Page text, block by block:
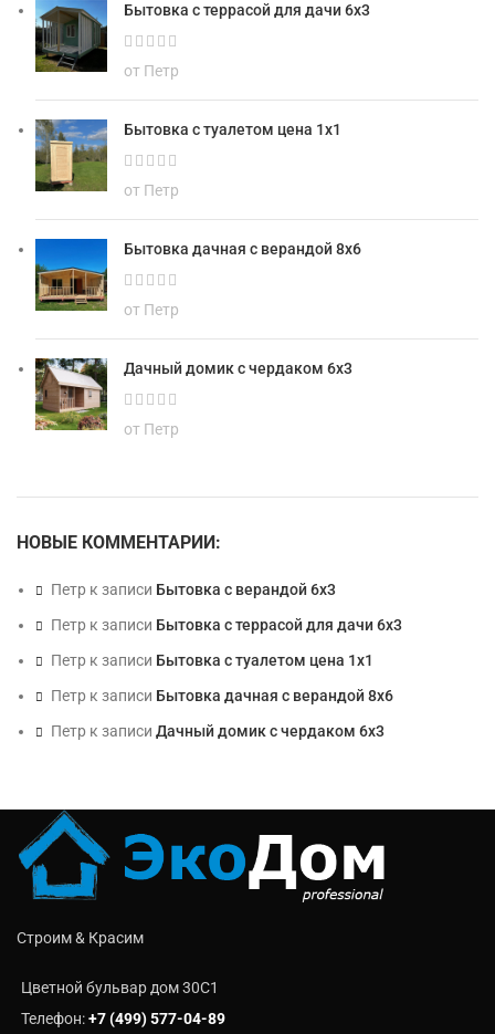
Бытовка с террасой для дачи 6х3
от Петр
Бытовка с туалетом цена 1х1
от Петр
Бытовка дачная с верандой 8х6
от Петр
Дачный домик с чердаком 6х3
от Петр
НОВЫЕ КОММЕНТАРИИ:
Петр к записи Бытовка с верандой 6х3
Петр к записи Бытовка с террасой для дачи 6х3
Петр к записи Бытовка с туалетом цена 1х1
Петр к записи Бытовка дачная с верандой 8х6
Петр к записи Дачный домик с чердаком 6х3
Строим & Красим
Цветной бульвар дом 30C1
Телефон:+7 (499) 577-04-89